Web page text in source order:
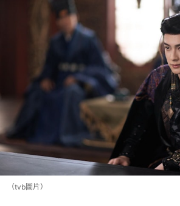
（tvb圖片）